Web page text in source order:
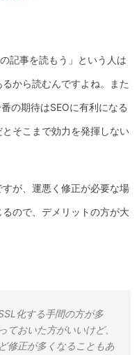
記事を読もう」という人は
から読むんですよね。また
の期待はSEOに有利になる
そこまで効力を発揮しない
が、運悪く修正が必要な場
ので、デメリットの方が大
化する手間の方が多
ておいた方がいいけど、
修正が多くなることもあ